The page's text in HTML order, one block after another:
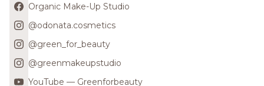
Organic Make-Up Studio
@odonata.cosmetics
@green_for_beauty
@greenmakeupstudio
YouTube — Greenforbeauty